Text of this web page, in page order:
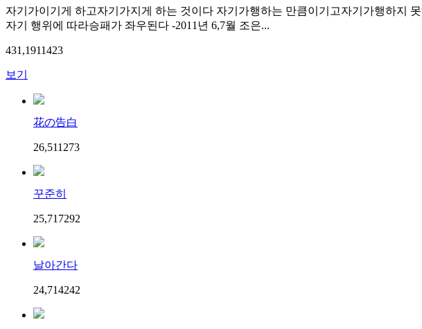
자기가이기게 하고자기가지게 하는 것이다 자기가행하는 만큼이기고자기가행하지
자기 행위에 따라승패가 좌우된다 -2011년 6,7월 조은...
431,1911423
보기
花の告白
26,511 273
꾸준히
25,717292
날아간다
24,714242